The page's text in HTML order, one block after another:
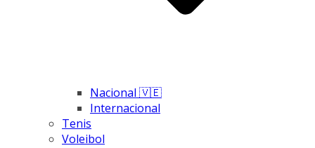
Nacional 🇻🇪
Internacional
Tenis
Voleibol